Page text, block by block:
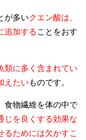
が多いクエン酸は、
追加する ことをおす
類に多く含まれてい
えたい ものです。
食物繊維を体の中で
じを良くする効果な
るためには欠かすこ